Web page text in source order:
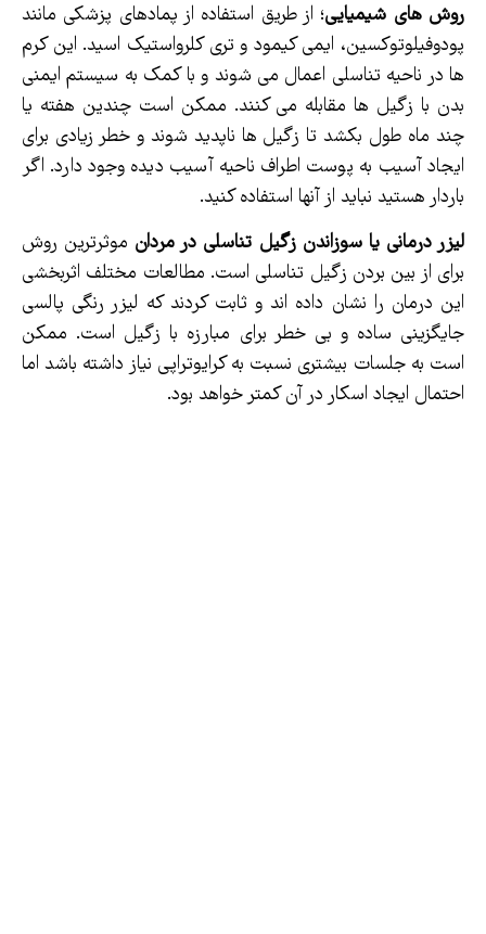
روش های شیمیایی؛ از طریق استفاده از پمادهای پزشکی مانند
پودوفیلوتوکسین، ایمی کیمود و تری کلرواستیک اسید. این کرم
ها در ناحیه تناسلی اعمال می شوند و با کمک به سیستم ایمنی
بدن با زگیل ها مقابله می کنند. ممکن است چندین هفته یا
چند ماه طول بکشد تا زگیل ها ناپدید شوند و خطر زیادی برای
ایجاد آسیب به پوست اطراف ناحیه آسیب دیده وجود دارد. اگر
باردار هستید نباید از آنها استفاده کنید.
لیزر درمانی یا سوزاندن زگیل تناسلی در مردان موثرترین روش
برای از بین بردن زگیل تناسلی است. مطالعات مختلف اثربخشی
این درمان را نشان داده اند و ثابت کردند که لیزر رنگی پالسی
جایگزینی ساده و بی خطر برای مبارزه با زگیل است. ممکن
است به جلسات بیشتری نسبت به کرایوتراپی نیاز داشته باشد اما
احتمال ایجاد اسکار در آن کمتر خواهد بود.